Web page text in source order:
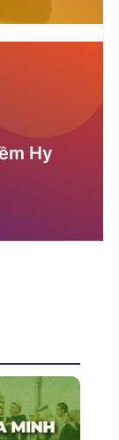
Hy